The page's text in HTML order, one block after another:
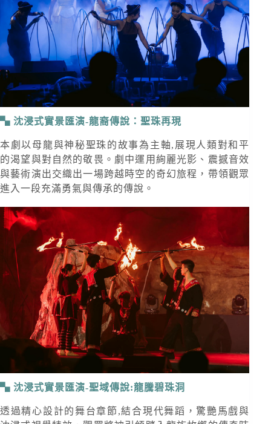
沈浸式實景匯演-龍裔傳說：聖珠再現
本劇以母龍與神秘聖珠的故事為主軸,展現人類對和平
的渴望與對自然的敬畏。劇中運用絢麗光影、震撼音效
與藝術演出交織出一場跨越時空的奇幻旅程，帶領觀眾
進入一段充滿勇氣與傳承的傳說。
沈浸式實景匯演-聖域傳說:龍騰碧珠洞
透過精心設計的舞台章節,結合現代舞蹈，驚艷馬戲與